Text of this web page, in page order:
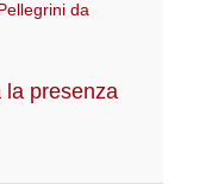
la presenza